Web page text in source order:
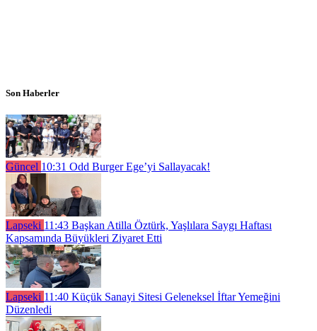
Son Haberler
Güncel 10:31 Odd Burger Ege’yi Sallayacak!
Lapseki 11:43 Başkan Atilla Öztürk, Yaşlılara Saygı Haftası
Kapsamında Büyükleri Ziyaret Etti
Lapseki 11:40 Küçük Sanayi Sitesi Geleneksel İftar Yemeğini
Düzenledi